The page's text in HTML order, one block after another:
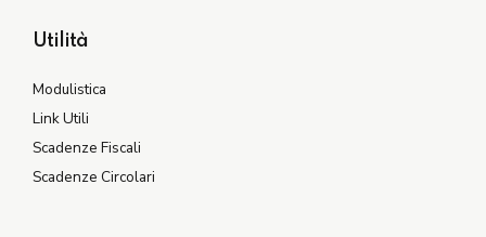
Utilità
Modulistica
Link Utili
Scadenze Fiscali
Scadenze Circolari